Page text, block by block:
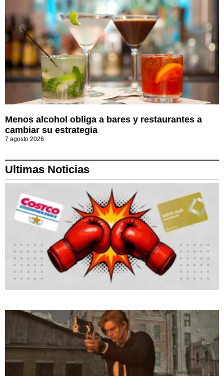
Menos alcohol obliga a bares y restaurantes a
cambiar su estrategia
7 agosto 2026
Ultimas Noticias